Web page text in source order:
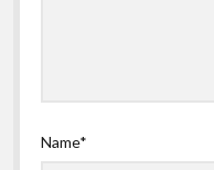
Name*